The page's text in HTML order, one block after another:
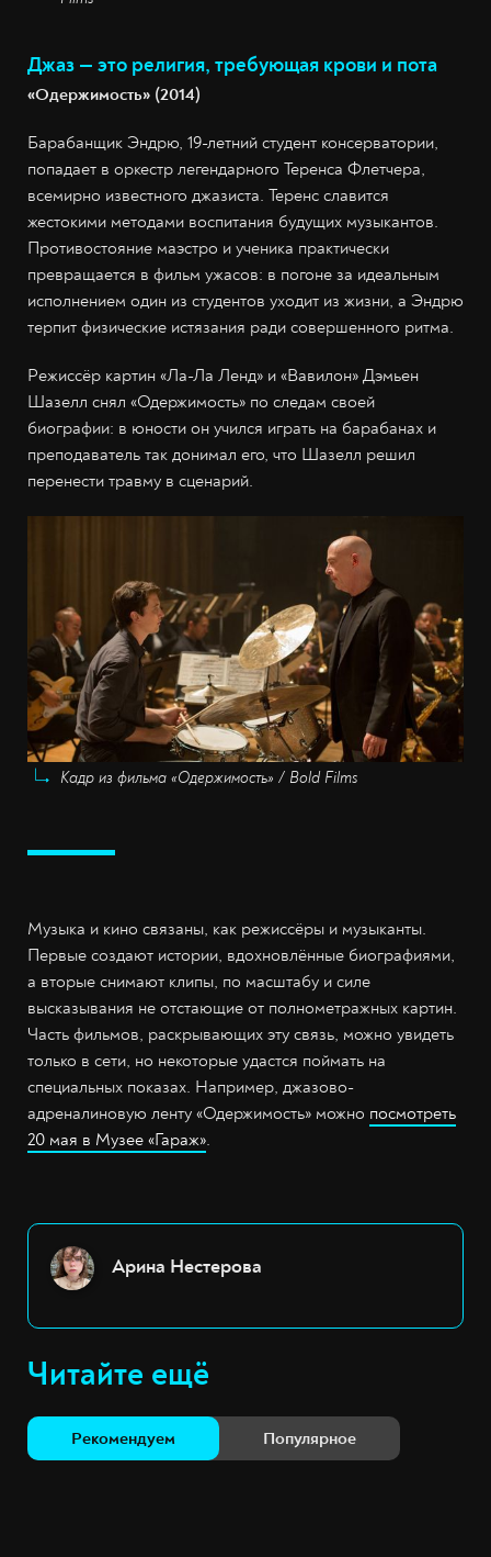
Джаз — это религия, требующая крови и пота
«Одержимость» (2014)
Барабанщик Эндрю, 19-летний студент консерватории,
попадает в оркестр легендарного Теренса Флетчера,
всемирно известного джазиста. Теренс славится
жестокими методами воспитания будущих музыкантов.
Противостояние маэстро и ученика практически
превращается в фильм ужасов: в погоне за идеальным
исполнением один из студентов уходит из жизни, а Эндрю
терпит физические истязания ради совершенного ритма.
Режиссёр картин «Ла-Ла Ленд» и «Вавилон» Дэмьен
Шазелл снял «Одержимость» по следам своей
биографии: в юности он учился играть на барабанах и
преподаватель так донимал его, что Шазелл решил
перенести травму в сценарий.
Кадр из фильма «Одержимость» / Bold Films
Музыка и кино связаны, как режиссёры и музыканты.
Первые создают истории, вдохновлённые биографиями,
а вторые снимают клипы, по масштабу и силе
высказывания не отстающие от полнометражных картин.
Часть фильмов, раскрывающих эту связь, можно увидеть
только в сети, но некоторые удастся поймать на
специальных показах. Например, джазово-
адреналиновую ленту «Одержимость» можно посмотреть
20 мая в Музее «Гараж».
Арина Нестерова
Читайте ещё
Рекомендуем Популярное